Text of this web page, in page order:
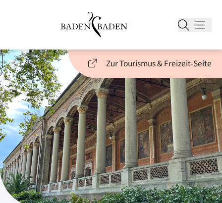
Zur Tourismus & Freizeit-Seite